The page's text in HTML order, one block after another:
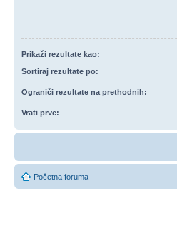
Prikaži rezultate kao:
Sortiraj rezultate po:
Ograniči rezultate na prethodnih:
Vrati prve:
Početna foruma